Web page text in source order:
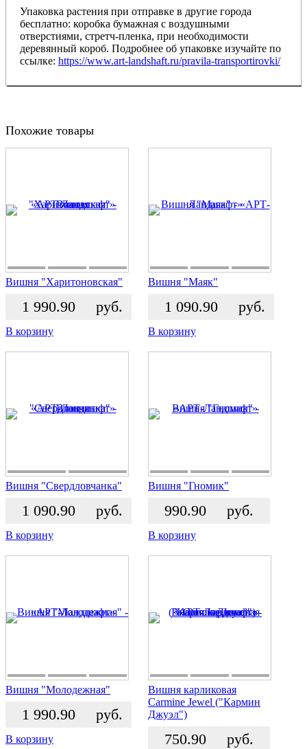
Упаковка растения при отправке в другие города
бесплатно: коробка бумажная с воздушными
отверстиями, стретч-пленка, при необходимости
деревянный короб. Подробнее об упаковке изучайте по
ссылке: https://www.art-landshaft.ru/pravila-transportirovki/
Похожие товары
Вишня "Харитоновская"
1 990.90 руб.
В корзину
Вишня "Маяк"
1 090.90 руб.
В корзину
Вишня "Свердловчанка"
1 090.90 руб.
В корзину
Вишня "Гномик"
990.90 руб.
В корзину
Вишня "Молодежная"
1 990.90 руб.
В корзину
Вишня карликовая
Carmine Jewel ("Кармин
Джуэл")
750.90 руб.